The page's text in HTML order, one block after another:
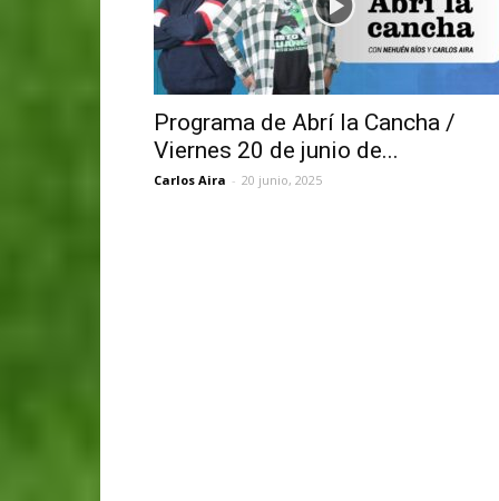
Programa de Abrí la Cancha /
Viernes 20 de junio de...
Carlos Aira - 20 junio, 2025